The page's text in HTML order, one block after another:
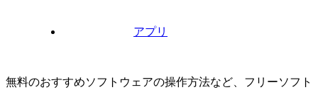
アプリ
無料のおすすめソフトウェアの操作方法など、 フリーソフト